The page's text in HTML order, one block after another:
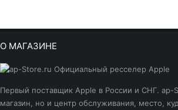
О МАГАЗИНЕ
Первый поставщик Apple в России и СНГ. ap-
магазин, но и центр обслуживания, место,